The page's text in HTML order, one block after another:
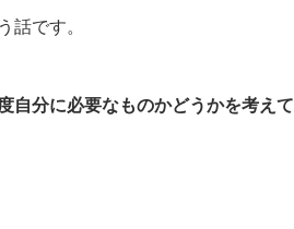
です。
自分に必要なものかどうかを考えて